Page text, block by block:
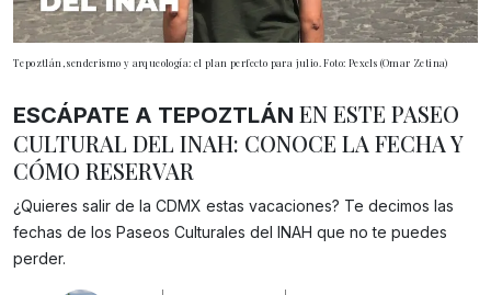
Tepoztlán, senderismo y arqueología: el plan perfecto para julio. Foto: Pexels (Omar Zetina)
Gracias!
ESCÁPATE A TEPOZTLÁN EN ESTE PASEO
CULTURAL DEL INAH: CONOCE LA FECHA Y
CÓMO RESERVAR
¿Quieres salir de la CDMX estas vacaciones? Te decimos las
fechas de los Paseos Culturales del INAH que no te puedes
perder.